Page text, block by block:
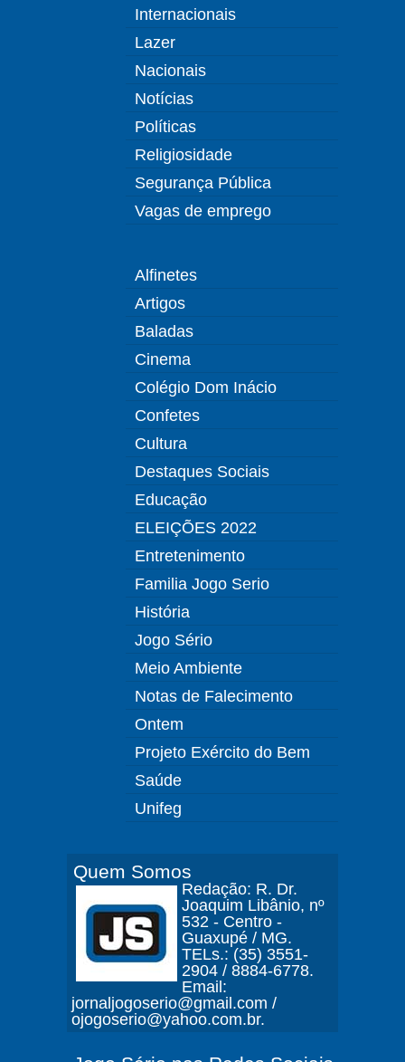
Internacionais
Lazer
Nacionais
Notícias
Políticas
Religiosidade
Segurança Pública
Vagas de emprego
Alfinetes
Artigos
Baladas
Cinema
Colégio Dom Inácio
Confetes
Cultura
Destaques Sociais
Educação
ELEIÇÕES 2022
Entretenimento
Familia Jogo Serio
História
Jogo Sério
Meio Ambiente
Notas de Falecimento
Ontem
Projeto Exército do Bem
Saúde
Unifeg
Quem Somos
Redação: R. Dr.
Joaquim Libânio, nº
532 - Centro -
Guaxupé / MG.
TELs.: (35) 3551-
2904 / 8884-6778.
Email:
jornaljogoserio@gmail.com /
ojogoserio@yahoo.com.br.